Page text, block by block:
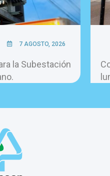
7 AGOSTO, 2026
la Subestación